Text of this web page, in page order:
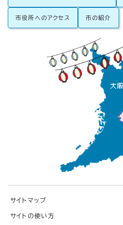
市役所へのアクセス 市の紹介
サイトマップ
サイトの使い方